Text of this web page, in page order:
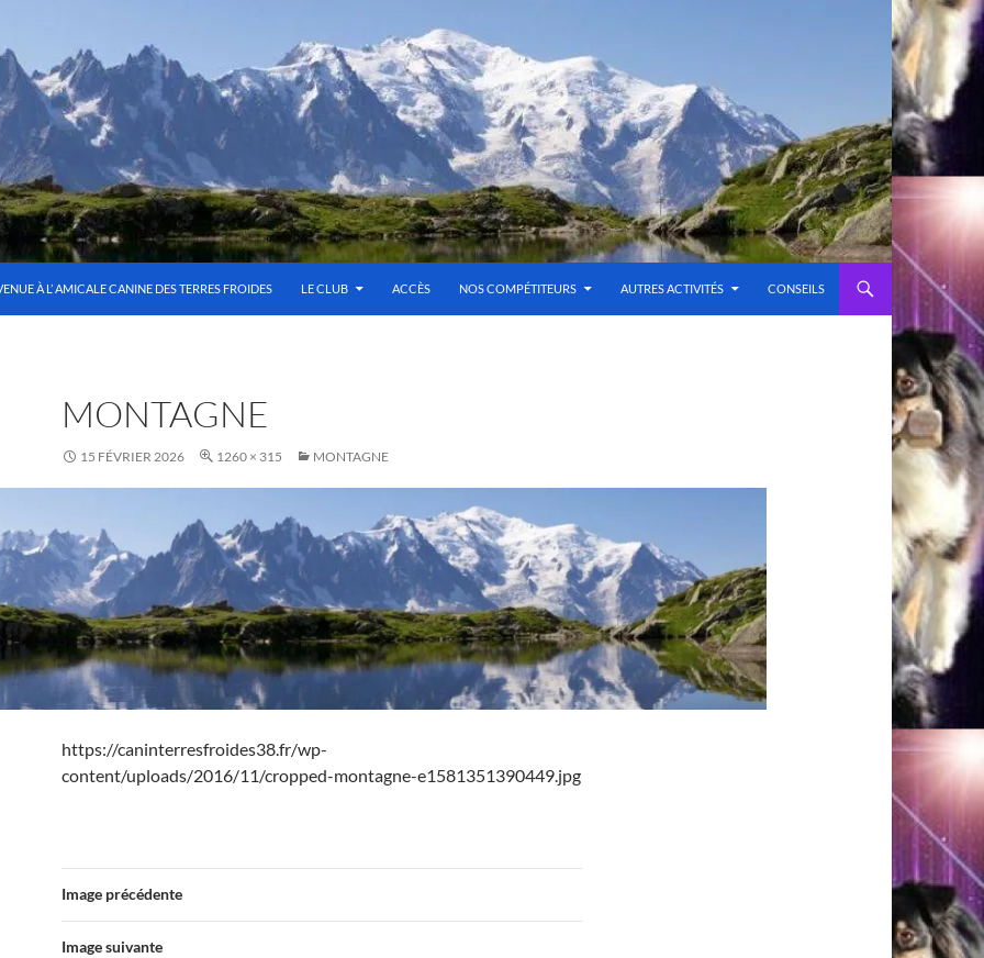
À L’ AMICALE CANINE DES TERRES FROIDES LE CLUB ACCÈS NOS COMPÉTITEURS AUTRES ACTIVITÉS CONSEILS
MONTAGNE
15 FÉVRIER 2026 1260 × 315 MONTAGNE
https://caninterresfroides38.fr/wp-
content/uploads/2016/11/cropped-montagne-e1581351390449.jpg
Image précédente
Image suivante